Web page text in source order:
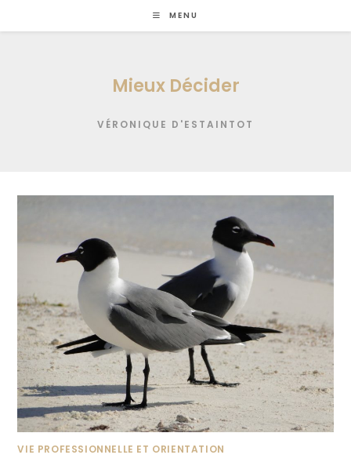
to
MENU
Mieux Décider
VÉRONIQUE D'ESTAINTOT
VIE PROFESSIONNELLE ET ORIENTATION